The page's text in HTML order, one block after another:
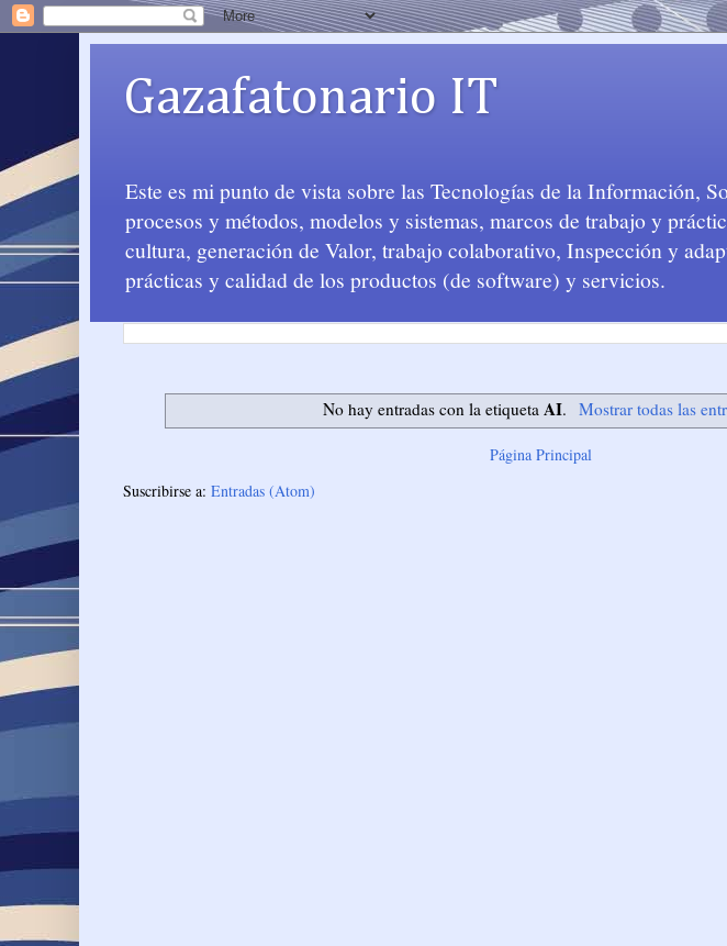
Gazafatonario IT
Este es mi punto de vista sobre las Tecnologías de la Información,
procesos y métodos, modelos y sistemas, marcos de trabajo y
cultura, generación de Valor, trabajo colaborativo, Inspección y
prácticas y calidad de los productos (de software) y servicios.
No hay entradas con la etiquetaAI. Mostrar todas las
Página Principal
Suscribirse a: Entradas (Atom)